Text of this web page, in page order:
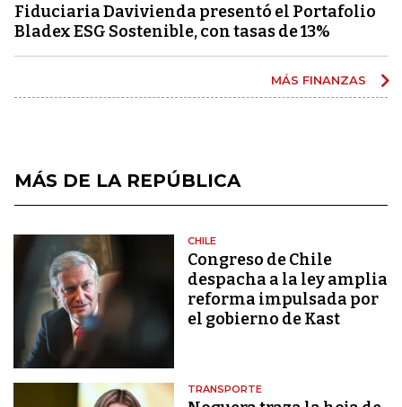
Fiduciaria Davivienda presentó el Portafolio
Bladex ESG Sostenible, con tasas de 13%
MÁS FINANZAS
MÁS DE LA REPÚBLICA
CHILE
Congreso de Chile
despacha a la ley amplia
reforma impulsada por
el gobierno de Kast
TRANSPORTE